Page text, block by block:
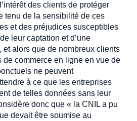
des clients de protéger
tenu de la sensibilité de ces
et des préjudices susceptibles
leur captation et d’une
et alors que de nombreux clients
de commerce en ligne en vue de
ne peuvent
à ce que les entreprises
de telles données sans leur
donc que « la CNIL a pu
devait être soumise au